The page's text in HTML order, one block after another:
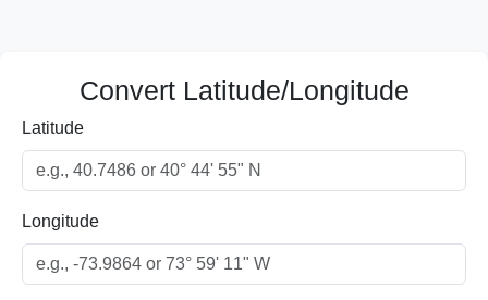
Convert Latitude/Longitude
Latitude
Longitude